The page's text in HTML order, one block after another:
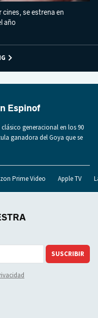
se estrena en
año
Espinof
generacional en los 90
ganadora del Goya que se
Prime Video Apple TV
SUSCRIBIR